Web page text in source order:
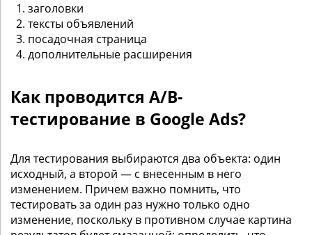
заголовки
тексты объявлений
посадочная страница
дополнительные расширения
Как проводится A/B-
тестирование в Google Ads?
Для тестирования выбираются два объекта: один
исходный, а второй — с внесенным в него
изменением. Причем важно помнить, что
тестировать за один раз нужно только одно
изменение, поскольку в противном случае картина